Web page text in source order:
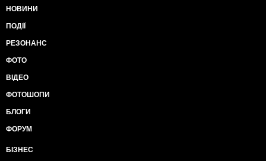
НОВИНИ
ПОДІЇ
РЕЗОНАНС
ФОТО
ВІДЕО
ФОТОШОПИ
БЛОГИ
ФОРУМ
БІЗНЕС